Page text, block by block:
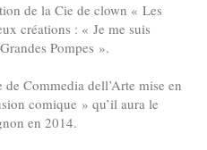
de la Cie de clown « Les
créations : « Je me suis
Pompes ».
Commedia dell’Arte mise en
comique » qu’il aura le
en 2014.